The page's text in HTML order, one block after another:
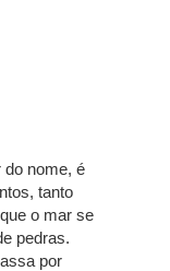
do nome, é
tanto
o mar se
pedras.
por